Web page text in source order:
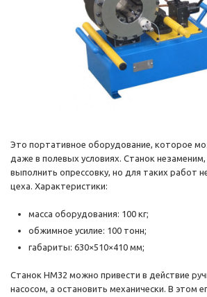
Это портативное оборудование, которое
даже в полевых условиях. Станок
выполнить опрессовку, но для таких работ
цеха. Характеристики:
масса оборудования: 100 кг;
обжимное усилие: 100 тонн;
габариты: 630×510×410 мм;
Станок НМ32 можно привести в действие
насосом, а остановить механически. В этом